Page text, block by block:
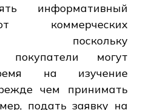
информативный
коммерческих
поскольку
покупатели могут
на изучение
чем принимать
подать заявку на